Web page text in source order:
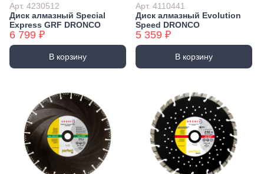
Арт. 4230512
Диск алмазный Special
Express GRF DRONCO
6 799 ₽
В корзину
Арт. 4110441
Диск алмазный Evolution
Speed DRONCO
5 359 ₽
В корзину